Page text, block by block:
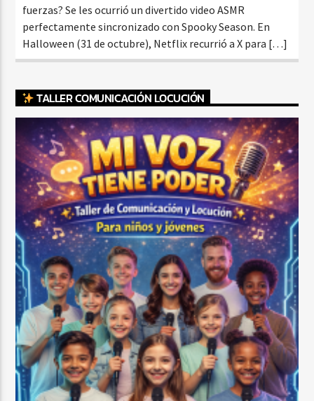
fuerzas? Se les ocurrió un divertido video ASMR
perfectamente sincronizado con Spooky Season. En
Halloween (31 de octubre), Netflix recurrió a X para […]
TALLER COMUNICACIÓN LOCUCIÓN